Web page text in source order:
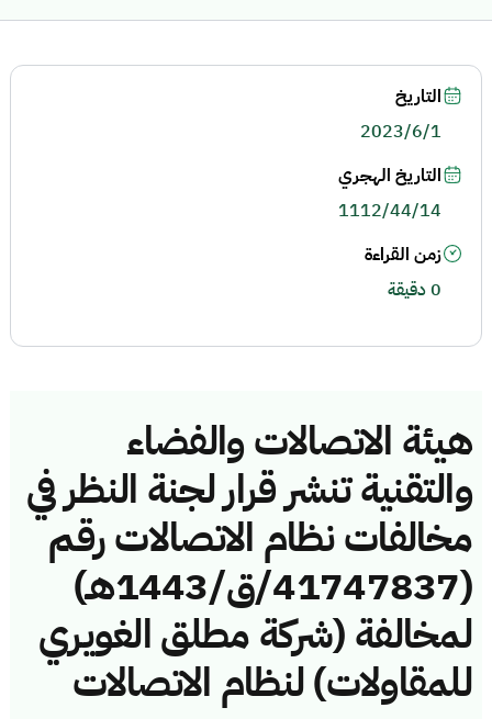
هيئة الاتصالات والفضاء
والتقنية تنشر قرار لجنة النظر في
مخالفات نظام الاتصالات رقم
(41747837/ق/1443هـ)
لمخالفة (شركة مطلق الغويري
للمقاولات) لنظام الاتصالات
التاريخ
2023/6/1
التاريخ الهجري
1112/44/14
زمن القراءة
0 دقيقة